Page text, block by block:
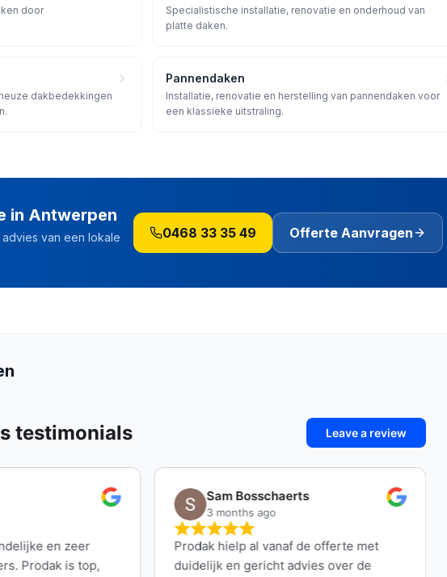
door
Specialistische installatie, renovatie en onderhoud van
platte daken.
dakbedekkingen
Pannendaken
Installatie, renovatie en herstelling van pannendaken voor
een klassieke uitstraling.
in Antwerpen
van een lokale
0468 33 35 49 Offerte Aanvragen